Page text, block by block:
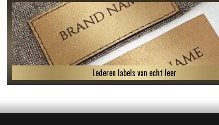
Lederen labels van echt leer